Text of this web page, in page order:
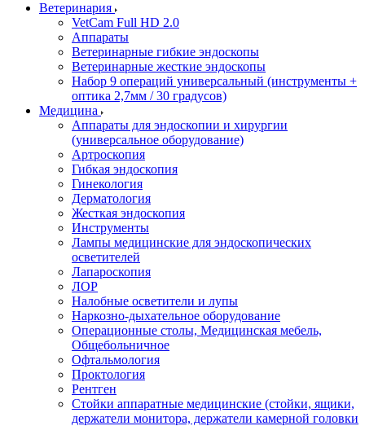
Ветеринария
VetCam Full HD 2.0
Аппараты
Ветеринарные гибкие эндоскопы
Ветеринарные жесткие эндоскопы
Набор 9 операций универсальный (инструменты +
оптика 2,7мм / 30 градусов)
Медицина
Аппараты для эндоскопии и хирургии
(универсальное оборудование)
Артроскопия
Гибкая эндоскопия
Гинекология
Дерматология
Жесткая эндоскопия
Инструменты
Лампы медицинские для эндоскопических
осветителей
Лапароскопия
ЛОР
Налобные осветители и лупы
Наркозно-дыхательное оборудование
Операционные столы, Медицинская мебель,
Общебольничное
Офтальмология
Проктология
Рентген
Стойки аппаратные медицинские (стойки, ящики,
держатели монитора, держатели камерной головки